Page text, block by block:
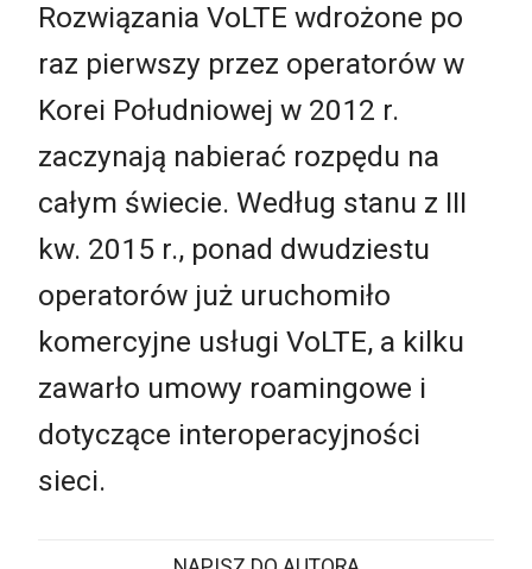
Rozwiązania VoLTE wdrożone po
raz pierwszy przez operatorów w
Korei Południowej w 2012 r.
zaczynają nabierać rozpędu na
całym świecie. Według stanu z III
kw. 2015 r., ponad dwudziestu
operatorów już uruchomiło
komercyjne usługi VoLTE, a kilku
zawarło umowy roamingowe i
dotyczące interoperacyjności
sieci.